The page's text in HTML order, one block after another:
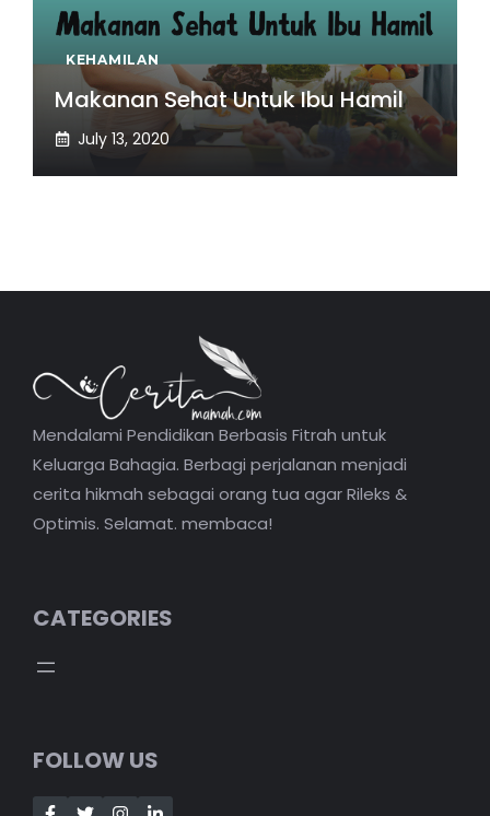
KEHAMILAN
Makanan Sehat Untuk Ibu Hamil
July 13, 2020
Mendalami Pendidikan Berbasis Fitrah untuk
Keluarga Bahagia. Berbagi perjalanan menjadi
cerita hikmah sebagai orang tua agar Rileks &
Optimis. Selamat. membaca!
CATEGORIES
FOLLOW US